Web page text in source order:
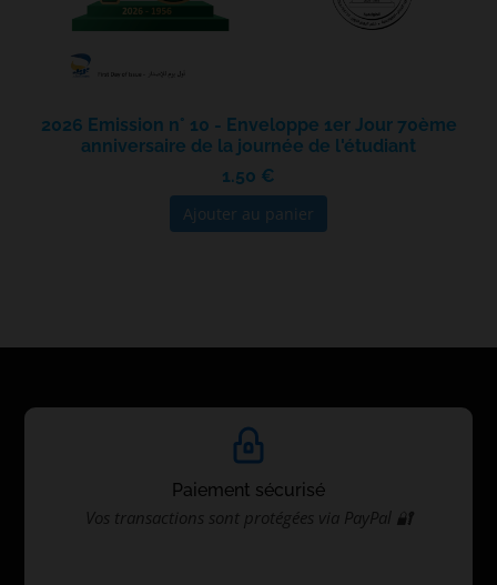
2026 Emission n° 10 - Enveloppe 1er Jour 70ème
anniversaire de la journée de l'étudiant
1.50 €
Ajouter au panier
Paiement sécurisé
Vos transactions sont protégées via PayPal 🔐